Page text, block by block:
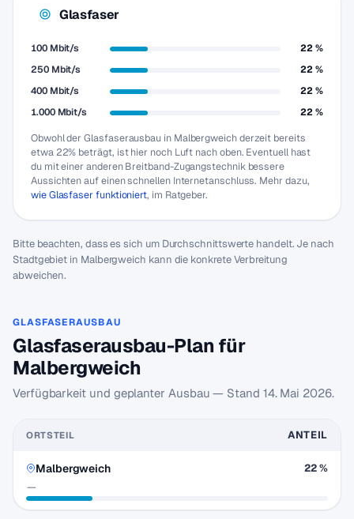
Glasfaser
100 Mbit/s
22 %
250 Mbit/s
22 %
400 Mbit/s
22 %
1.000 Mbit/s
22 %
Obwohl der Glasfaserausbau in Malbergweich derzeit bereits
etwa 22% beträgt, ist hier noch Luft nach oben. Eventuell hast
du mit einer anderen Breitband-Zugangstechnik bessere
Aussichten auf einen schnellen Internetanschluss. Mehr dazu,
wie Glasfaser funktioniert, im Ratgeber.
Bitte beachten, dass es sich um Durchschnittswerte handelt. Je nach
Stadtgebiet in Malbergweich kann die konkrete Verbreitung
abweichen.
GLASFASERAUSBAU
Glasfaserausbau-Plan für
Malbergweich
Verfügbarkeit und geplanter Ausbau — Stand 14. Mai 2026.
ORTSTEIL ANTEIL
Malbergweich
—
22 %